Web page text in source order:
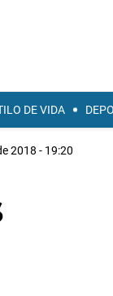
DE VIDA
2018 - 19:20